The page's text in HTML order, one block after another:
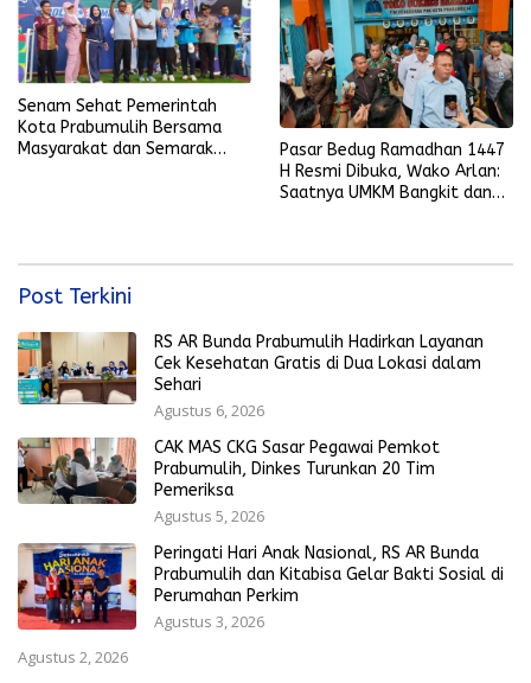
Senam Sehat Pemerintah
Kota Prabumulih Bersama
Masyarakat dan Semarak
Pasar Bedug Ramadhan 1447
H Resmi Dibuka, Wako Arlan:
Saatnya UMKM Bangkit dan
Post Terkini
RS AR Bunda Prabumulih Hadirkan Layanan
Cek Kesehatan Gratis di Dua Lokasi dalam
Sehari
Agustus 6, 2026
CAK MAS CKG Sasar Pegawai Pemkot
Prabumulih, Dinkes Turunkan 20 Tim
Pemeriksa
Agustus 5, 2026
Peringati Hari Anak Nasional, RS AR Bunda
Prabumulih dan Kitabisa Gelar Bakti Sosial di
Perumahan Perkim
Agustus 3, 2026
Agustus 2, 2026